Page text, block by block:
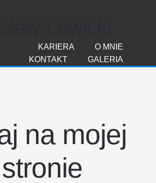
O MNIE
KARIERA
GALERIA
KONTAKT
na mojej
stronie